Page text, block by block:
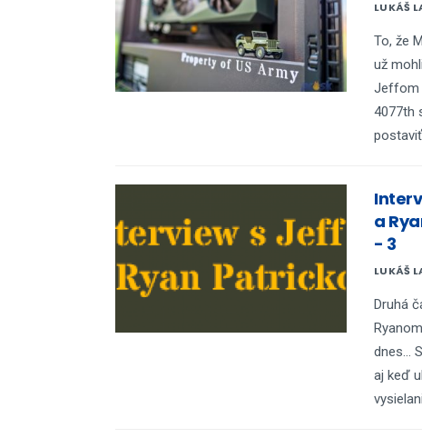
LUKÁŠ
To, že
už
Jeffom
4077th
a
- 3
LUKÁŠ
Druhá
dnes...
aj keď